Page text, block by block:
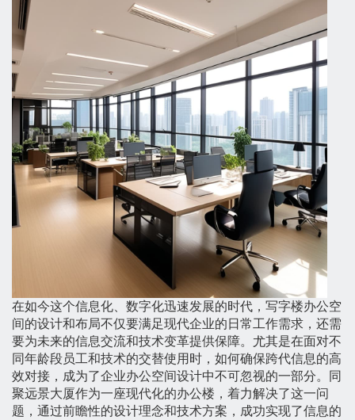
在如今这个信息化、数字化迅速发展的时代，写字楼办公空
间的设计和布局不仅要满足现代企业的日常工作需求，还需
要为未来的信息交流和技术变革提供保障。尤其是在面对不
同年龄段员工和技术的交替使用时，如何确保跨代信息的高
效对接，成为了企业办公空间设计中不可忽视的一部分。同
聚远景大厦作为一座现代化的办公楼，着力解决了这一问
题，通过前瞻性的设计理念和技术方案，成功实现了信息的